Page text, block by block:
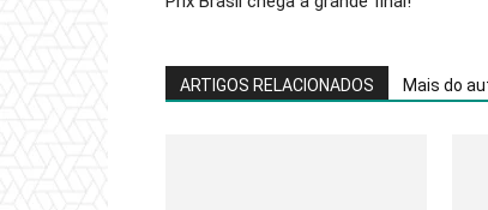
ARTIGOS RELACIONADOS Mais do